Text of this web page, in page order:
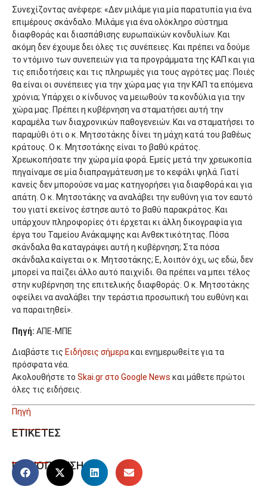
Συνεχίζοντας ανέφερε: «Δεν μιλάμε για μία παρατυπία για ένα
επιμέρους σκάνδαλο. Μιλάμε για ένα ολόκληρο σύστημα
διαφθοράς και διασπάθισης ευρωπαϊκών κονδυλίων. Και
ακόμη δεν έχουμε δει όλες τις συνέπειες. Και πρέπει να δούμε
το ντόμινο των συνεπειών για τα προγράμματα της ΚΑΠ και για
τις επιδοτήσεις και τις πληρωμές για τους αγρότες μας. Ποιές
θα είναι οι συνέπειες για την χώρα μας για την ΚΑΠ τα επόμενα
χρόνια; Υπάρχει ο κίνδυνος να μειωθούν τα κονδύλια για την
χώρα μας. Πρέπει η κυβέρνηση να σταματήσει αυτή την
καραμέλα των διαχρονικών παθογενειών. Και να σταματήσει το
παραμύθι ότι ο κ. Μητσοτάκης δίνει τη μάχη κατά του βαθέως
κράτους. Ο κ. Μητσοτάκης είναι το βαθύ κράτος.
Χρεωκοπήσατε την χώρα μία φορά. Εμείς μετά την χρεωκοπία
πηγαίναμε σε μία διαπραγμάτευση με το κεφάλι ψηλά. Γιατί
κανείς δεν μπορούσε να μας κατηγορήσει για διαφθορά και για
απάτη. Ο κ. Μητσοτάκης να αναλάβει την ευθύνη για τον εαυτό
του γιατί εκείνος έστησε αυτό το βαθύ παρακράτος. Και
υπάρχουν πληροφορίες ότι έρχεται κι άλλη δικογραφία για
έργα του Ταμείου Ανάκαμψης και Ανθεκτικότητας. Πόσα
σκάνδαλα θα καταγράψει αυτή η κυβέρνηση; Στα πόσα
σκάνδαλα καίγεται ο κ. Μητσοτάκης; Ε, λοιπόν όχι, ως εδώ, δεν
μπορεί να παίζει άλλο αυτό παιχνίδι. Θα πρέπει να μπει τέλος
στην κυβέρνηση της επιτελικής διαφθοράς. Ο κ. Μητσοτάκης
οφείλει να αναλάβει την τεράστια προσωπική του ευθύνη και
να παραιτηθεί».
Πηγή: ΑΠΕ-ΜΠΕ
Διαβάστε τις Ειδήσεις σήμερακαι ενημερωθείτε για τα
πρόσφατα νέα.
Ακολουθήστε το Skai.gr στο Google News και μάθετε πρώτοι
όλες τις ειδήσεις.
Πηγή
ΕΤΙΚΕΤΕΣ
ΚΟΙΝΟΠΟΙΗΣΗ